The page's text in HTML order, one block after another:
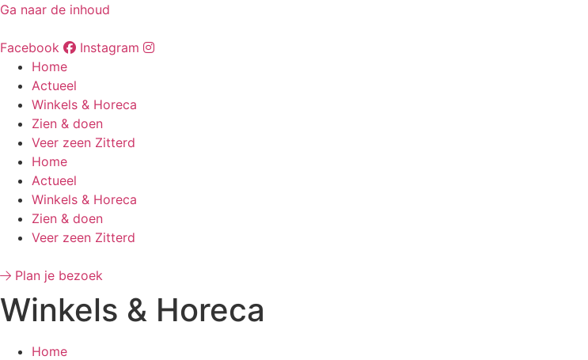
Ga naar de inhoud
Facebook
Instagram
Home
Actueel
Winkels & Horeca
Zien & doen
Veer zeen Zitterd
Home
Actueel
Winkels & Horeca
Zien & doen
Veer zeen Zitterd
Plan je bezoek
Winkels & Horeca
Home